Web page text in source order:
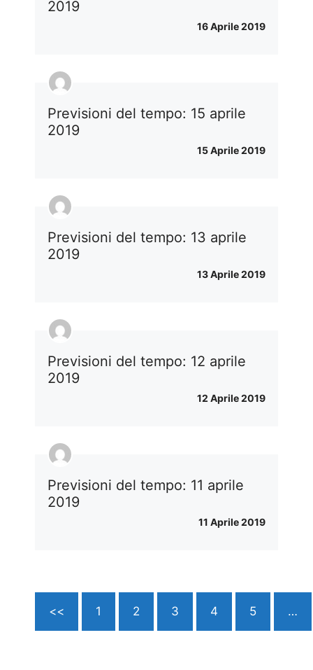
2019
16 Aprile 2019
Previsioni del tempo: 15 aprile
2019
15 Aprile 2019
Previsioni del tempo: 13 aprile
2019
13 Aprile 2019
Previsioni del tempo: 12 aprile
2019
12 Aprile 2019
Previsioni del tempo: 11 aprile
2019
11 Aprile 2019
<< 1 2 3 4 5 …